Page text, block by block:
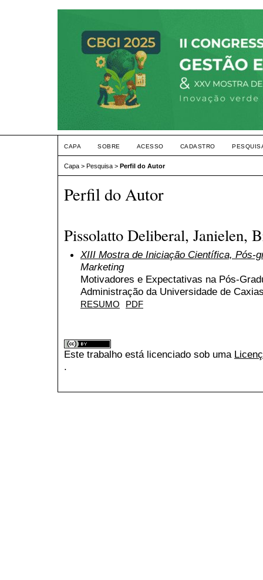
CAPA SOBRE ACESSO CADASTRO
Capa > Pesquisa > Perfil do Autor
Perfil do Autor
Pissolatto Deliberal, Janielen,
XIII Mostra de Iniciação Científica, Pós-
Marketing
Motivadores e Expectativas na Pós-
Administração da Universidade de
RESUMO PDF
Este trabalho está licenciado sob uma
.